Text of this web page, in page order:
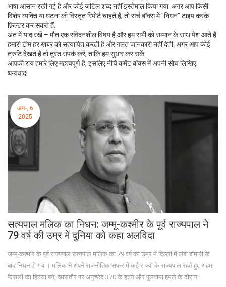
भाषा आसान रखी गई है और कोई जटिल शब्द नहीं इस्तेमाल किया गया. अगर आप किसी
विशेष व्यक्ति या घटना की विस्तृत रिपोर्ट चाहते हैं, तो सर्च बॉक्स में "निधन" टाइप करके
फ़िल्टर कर सकते हैं.
अंत में याद रखें – मौत एक संवेदनशील विषय है और हम सभी को सम्मान के साथ पेश आते हैं.
हमारी टीम हर खबर को सत्यापित करती है और गलत जानकारी नहीं देती. अगर आप कोई
त्रुटि देखते हैं तो तुरंत संपर्क करें, ताकि हम सुधार कर सकें.
आपकी राय हमारे लिए महत्वपूर्ण है, इसलिए नीचे कमेंट बॉक्स में अपनी सोच लिखिए.
धन्यवाद!
अग॰, 6
2025
सत्यपाल मलिक का निधन: जम्मू-कश्मीर के पूर्व राज्यपाल ने
79 वर्ष की उम्र में दुनिया को कहा अलविदा
जम्मू-कश्मीर के पूर्व राज्यपाल सत्यपाल मलिक का 79 वर्ष की उम्र में दिल्ली में लंबी बीमारी के
बाद निधन हो गया। मलिक ने अपने राजनीतिक सफर में कई राज्यों के राज्यपाल रहते हुए अहम
फैसलों का हिस्सा बने, खासतौर पर अनुच्छेद 370 के हटने और पुलवामा हमले के दौरान।